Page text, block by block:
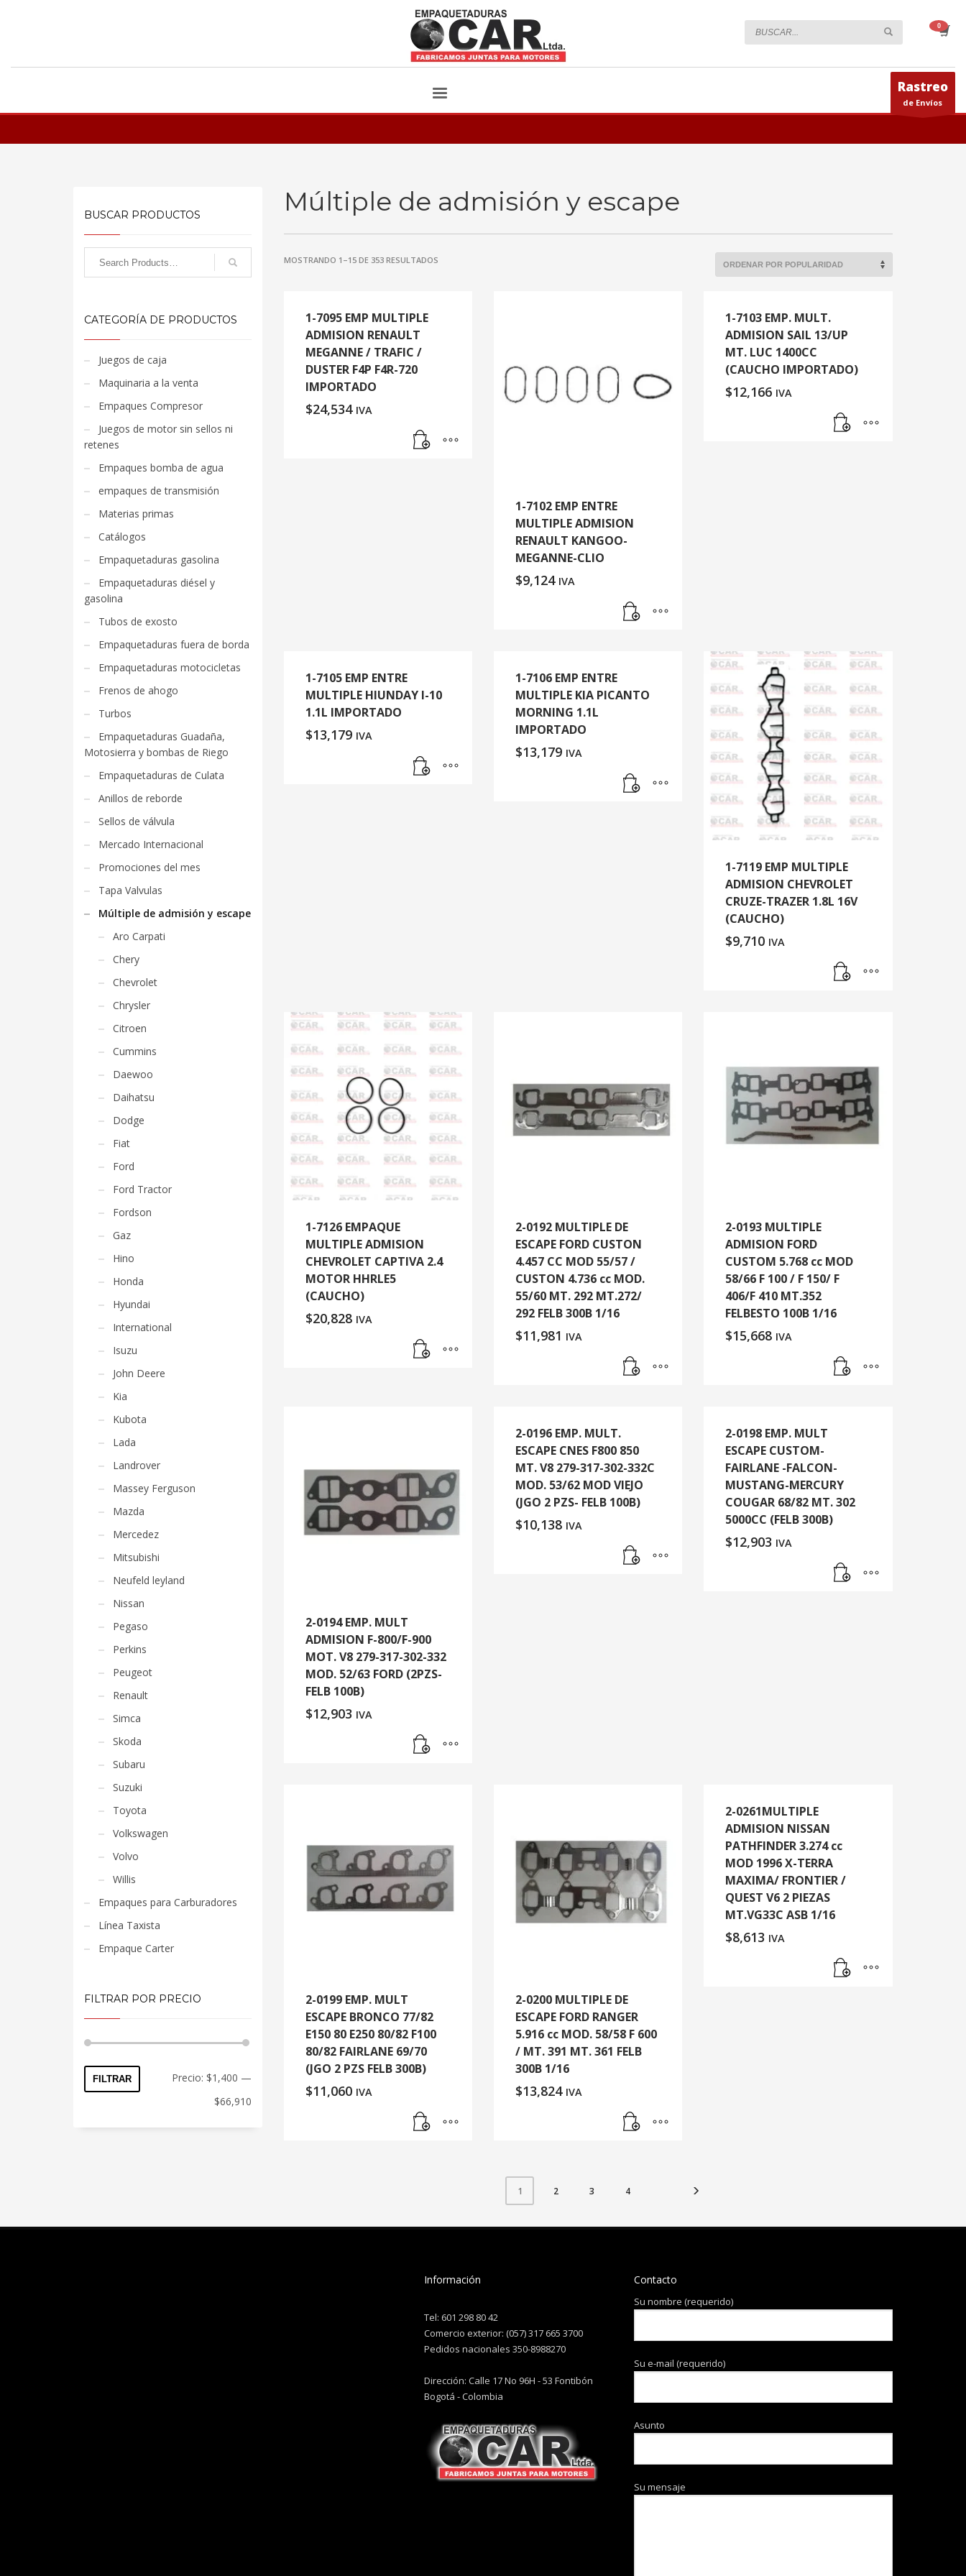
Rastreo
de Envíos
Múltiple de admisión y escape
MOSTRANDO 1–15 DE 353 RESULTADOS
1-7095 EMP MULTIPLE
ADMISION RENAULT
MEGANNE / TRAFIC /
DUSTER F4P F4R-720
IMPORTADO
$24,534 IVA
1-7102 EMP ENTRE
MULTIPLE ADMISION
RENAULT KANGOO-
MEGANNE-CLIO
$9,124 IVA
1-7103 EMP. MULT.
ADMISION SAIL 13/UP
MT. LUC 1400CC
(CAUCHO IMPORTADO)
$12,166 IVA
1-7105 EMP ENTRE
MULTIPLE HIUNDAY I-10
1.1L IMPORTADO
$13,179 IVA
1-7106 EMP ENTRE
MULTIPLE KIA PICANTO
MORNING 1.1L
IMPORTADO
$13,179 IVA
1-7119 EMP MULTIPLE
ADMISION CHEVROLET
CRUZE-TRAZER 1.8L 16V
(CAUCHO)
$9,710 IVA
1-7126 EMPAQUE
MULTIPLE ADMISION
CHEVROLET CAPTIVA 2.4
MOTOR HHRLE5
(CAUCHO)
$20,828 IVA
2-0192 MULTIPLE DE
ESCAPE FORD CUSTON
4.457 CC MOD 55/57 /
CUSTON 4.736 cc MOD.
55/60 MT. 292 MT.272/
292 FELB 300B 1/16
$11,981 IVA
2-0193 MULTIPLE
ADMISION FORD
CUSTOM 5.768 cc MOD
58/66 F 100 / F 150/ F
406/F 410 MT.352
FELBESTO 100B 1/16
$15,668 IVA
2-0194 EMP. MULT
ADMISION F-800/F-900
MOT. V8 279-317-302-332
MOD. 52/63 FORD (2PZS-
FELB 100B)
$12,903 IVA
2-0196 EMP. MULT.
ESCAPE CNES F800 850
MT. V8 279-317-302-332C
MOD. 53/62 MOD VIEJO
(JGO 2 PZS- FELB 100B)
$10,138 IVA
2-0198 EMP. MULT
ESCAPE CUSTOM-
FAIRLANE -FALCON-
MUSTANG-MERCURY
COUGAR 68/82 MT. 302
5000CC (FELB 300B)
$12,903 IVA
2-0199 EMP. MULT
ESCAPE BRONCO 77/82
E150 80 E250 80/82 F100
80/82 FAIRLANE 69/70
(JGO 2 PZS FELB 300B)
$11,060 IVA
2-0200 MULTIPLE DE
ESCAPE FORD RANGER
5.916 cc MOD. 58/58 F 600
/ MT. 391 MT. 361 FELB
300B 1/16
$13,824 IVA
2-0261MULTIPLE
ADMISION NISSAN
PATHFINDER 3.274 cc
MOD 1996 X-TERRA
MAXIMA/ FRONTIER /
QUEST V6 2 PIEZAS
MT.VG33C ASB 1/16
$8,613 IVA
1 2 3 4
BUSCAR PRODUCTOS
CATEGORÍA DE PRODUCTOS
Juegos de caja
Maquinaria a la venta
Empaques Compresor
Juegos de motor sin sellos ni
retenes
Empaques bomba de agua
empaques de transmisión
Materias primas
Catálogos
Empaquetaduras gasolina
Empaquetaduras diésel y
gasolina
Tubos de exosto
Empaquetaduras fuera de borda
Empaquetaduras motocicletas
Frenos de ahogo
Turbos
Empaquetaduras Guadaña,
Motosierra y bombas de Riego
Empaquetaduras de Culata
Anillos de reborde
Sellos de válvula
Mercado Internacional
Promociones del mes
Tapa Valvulas
Múltiple de admisión y escape
Aro Carpati
Chery
Chevrolet
Chrysler
Citroen
Cummins
Daewoo
Daihatsu
Dodge
Fiat
Ford
Ford Tractor
Fordson
Gaz
Hino
Honda
Hyundai
International
Isuzu
John Deere
Kia
Kubota
Lada
Landrover
Massey Ferguson
Mazda
Mercedez
Mitsubishi
Neufeld leyland
Nissan
Pegaso
Perkins
Peugeot
Renault
Simca
Skoda
Subaru
Suzuki
Toyota
Volkswagen
Volvo
Willis
Empaques para Carburadores
Línea Taxista
Empaque Carter
FILTRAR POR PRECIO
FILTRAR Precio: $1,400 —
$66,910
Información
Tel: 601 298 80 42
Comercio exterior: (057) 317 665 3700
Pedidos nacionales 350-8988270
Dirección: Calle 17 No 96H - 53 Fontibón
Bogotá - Colombia
Contacto
Su nombre (requerido)
Su e-mail (requerido)
Asunto
Su mensaje